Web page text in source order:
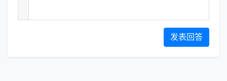
发表回答